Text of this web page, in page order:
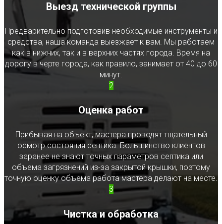
Выезд технической группы
Предварительно подготовив необходимые инструменты и
средства, наша команда выезжает к вам. Мы работаем
как в нижних, так и в верхних частях города. Время на
дорогу в черте города, как правило, занимает от 40 до 60
минут.
2
Оценка работ
Прибывая на объект, мастера проводят тщательный
осмотр состояния септика. Большинство клиентов
заранее не знают точных параметров септика или
объема загрязнений из-за закрытой крышки, поэтому
точную оценку объема работа мастера делают на месте.
3
Чистка и обработка